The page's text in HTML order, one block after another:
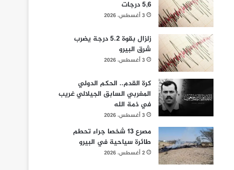
5,6 درجات
3 أغسطس، 2026
زلزال بقوة 5.2 درجة يضرب
شرق البيرو
3 أغسطس، 2026
كرة القدم.. الحكم الدولي
المغربي السابق الجيلالي غريب
في ذمة الله
3 أغسطس، 2026
مصرع 13 شخصا جراء تحطم
طائرة سياحية في البيرو
2 أغسطس، 2026